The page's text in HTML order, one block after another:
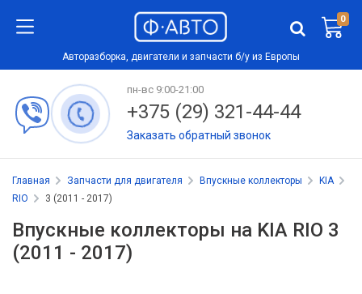
0
Авторазборка, двигатели и запчасти б/у из Европы
пн-вс 9:00-21:00
+375 (29) 321-44-44
Заказать обратный звонок
Главная Запчасти для двигателя Впускные коллекторы
KIA
RIO
3 (2011 - 2017)
Впускные коллекторы на KIA RIO 3
(2011 - 2017)